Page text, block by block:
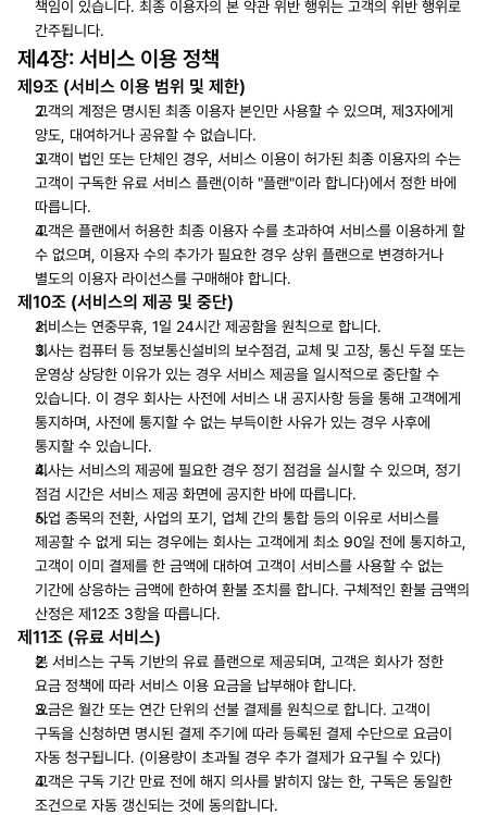
책임이 있습니다. 최종 이용자의 본 약관 위반 행위는 고객의 위반 행위로
간주됩니다.
제4장: 서비스 이용 정책
제9조 (서비스 이용 범위 및 제한)
고객의 계정은 명시된 최종 이용자 본인만 사용할 수 있으며, 제3자에게
양도, 대여하거나 공유할 수 없습니다.
고객이 법인 또는 단체인 경우, 서비스 이용이 허가된 최종 이용자의 수는
고객이 구독한 유료 서비스 플랜(이하 "플랜"이라 합니다)에서 정한 바에
따릅니다.
고객은 플랜에서 허용한 최종 이용자 수를 초과하여 서비스를 이용하게 할
수 없으며, 이용자 수의 추가가 필요한 경우 상위 플랜으로 변경하거나
별도의 이용자 라이선스를 구매해야 합니다.
제10조 (서비스의 제공 및 중단)
서비스는 연중무휴, 1일 24시간 제공함을 원칙으로 합니다.
회사는 컴퓨터 등 정보통신설비의 보수점검, 교체 및 고장, 통신 두절 또는
운영상 상당한 이유가 있는 경우 서비스 제공을 일시적으로 중단할 수
있습니다. 이 경우 회사는 사전에 서비스 내 공지사항 등을 통해 고객에게
통지하며, 사전에 통지할 수 없는 부득이한 사유가 있는 경우 사후에
통지할 수 있습니다.
회사는 서비스의 제공에 필요한 경우 정기 점검을 실시할 수 있으며, 정기
점검 시간은 서비스 제공 화면에 공지한 바에 따릅니다.
사업 종목의 전환, 사업의 포기, 업체 간의 통합 등의 이유로 서비스를
제공할 수 없게 되는 경우에는 회사는 고객에게 최소 90일 전에 통지하고,
고객이 이미 결제를 한 금액에 대하여 고객이 서비스를 사용할 수 없는
기간에 상응하는 금액에 한하여 환불 조치를 합니다. 구체적인 환불 금액의
산정은 제12조 3항을 따릅니다.
제11조 (유료 서비스)
본 서비스는 구독 기반의 유료 플랜으로 제공되며, 고객은 회사가 정한
요금 정책에 따라 서비스 이용 요금을 납부해야 합니다.
요금은 월간 또는 연간 단위의 선불 결제를 원칙으로 합니다. 고객이
구독을 신청하면 명시된 결제 주기에 따라 등록된 결제 수단으로 요금이
자동 청구됩니다. (이용량이 초과될 경우 추가 결제가 요구될 수 있다)
고객은 구독 기간 만료 전에 해지 의사를 밝히지 않는 한, 구독은 동일한
조건으로 자동 갱신되는 것에 동의합니다.